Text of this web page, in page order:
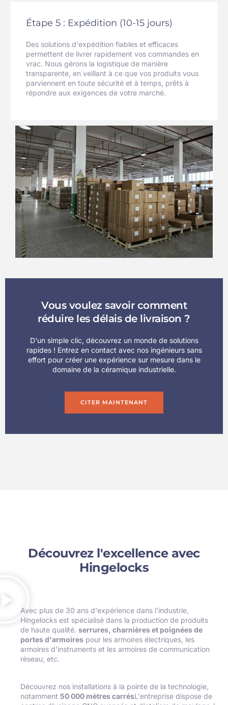
Étape 5 : Expédition (10-15 jours)
Des solutions d'expédition fiables et efficaces
permettent de livrer rapidement vos commandes en
vrac. Nous gérons la logistique de manière
transparente, en veillant à ce que vos produits vous
parviennent en toute sécurité et à temps, prêts à
répondre aux exigences de votre marché.
Vous voulez savoir comment
réduire les délais de livraison ?
D'un simple clic, découvrez un monde de solutions
rapides ! Entrez en contact avec nos ingénieurs sans
effort pour créer une expérience sur mesure dans le
domaine de la céramique industrielle.
CITER MAINTENANT
Découvrez l'excellence avec
Hingelocks
Avec plus de 30 ans d'expérience dans l'industrie,
Hingelocks est spécialisé dans la production de produits
de haute qualité. serrures, charnières et poignées de
portes d'armoires pour les armoires électriques, les
armoires d'instruments et les armoires de communication
réseau, etc.
Découvrez nos installations à la pointe de la technologie,
notamment 50 000 mètres carrésL'entreprise dispose de